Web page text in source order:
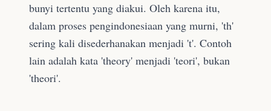
bunyi tertentu yang diakui. Oleh karena itu,
dalam proses pengindonesiaan yang murni, 'th'
sering kali disederhanakan menjadi 't'. Contoh
lain adalah kata 'theory' menjadi 'teori', bukan
'theori'.